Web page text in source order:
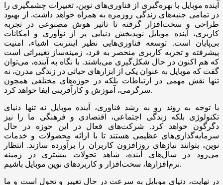
آینده موبایل با بهره‌گیری از فناوری‌های نوین، تغییرات چشمگیری را
در تمامی جنبه‌های زندگی روزمره به همراه خواهد داشت. از بهبود
طراحی و سخت‌افزار گرفته تا تاثیر هوش مصنوعی در تجربه
کاربری، آینده موبایل نویدبخش دنیایی پر از نوآوری و امکانات
بی‌پایان است. توسعه فناوری‌هایی نظیر اینترنت اشیاء، امنیت
پیشرفته و تجربه کاربری منحصر به فرد، زمینه‌ساز تغییراتی است
که هم اکنون در حال شکل‌گیری می‌باشند. با نگاه به آینده، می‌توان
گفت که موبایل به عنوان یکی از ابزارهای حیاتی در زندگی مدرن، نه
تنها نقش مهمی در ارتباطات بلکه در حوزه‌های مختلفی همچون
سرگرمی، آموزش و کارآفرینی ایفا خواهد کرد.
با توجه به روند رو به رشد فناوری، آینده موبایل نه تنها دنیای
تکنولوژی بلکه زندگی اجتماعی، اقتصادی و فرهنگی ما را نیز
دگرگون خواهد کرد. شرکت‌های فعال در این حوزه در حال
سرمایه‌گذاری‌های عظیمی هستند تا با ارائه محصولات و خدمات
نوین، بتوانند نیازهای روزافزون کاربران را برآورده سازند. انتظار
می‌رود در سال‌های آینده، شاهد تحولات بیشتری در زمینه
نرم‌افزارها، سخت‌افزار و کاربردهای نوین موبایل باشیم.
در نهایت، دنیای موبایل به سرعت در حال تغییر و تحول است و ما